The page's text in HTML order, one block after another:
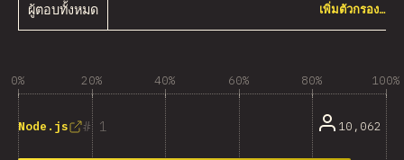
ผู้ตอบทั้งหมด เพิ่มตัวกรอง…
0% 20% 40% 60% 80% 100%
1
Node.js 10,062